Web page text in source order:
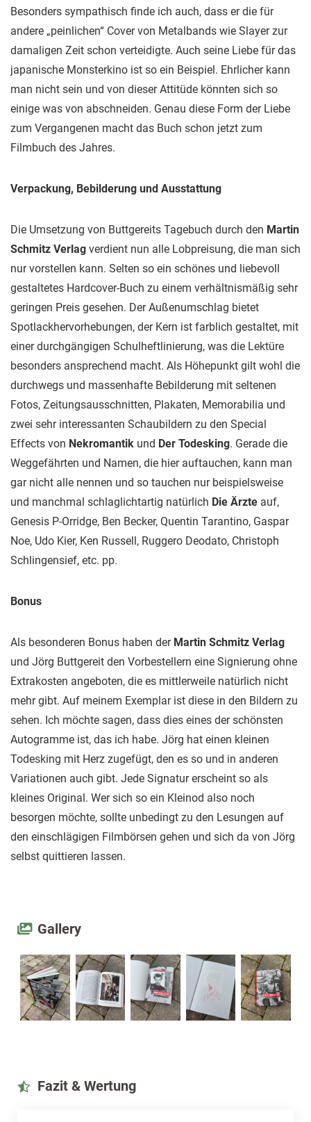
Besonders sympathisch finde ich auch, dass er die für
andere „peinlichen“ Cover von Metalbands wie Slayer zur
damaligen Zeit schon verteidigte. Auch seine Liebe für das
japanische Monsterkino ist so ein Beispiel. Ehrlicher kann
man nicht sein und von dieser Attitüde könnten sich so
einige was von abschneiden. Genau diese Form der Liebe
zum Vergangenen macht das Buch schon jetzt zum
Filmbuch des Jahres.
Verpackung, Bebilderung und Ausstattung
Die Umsetzung von Buttgereits Tagebuch durch den Martin
Schmitz Verlag verdient nun alle Lobpreisung, die man sich
nur vorstellen kann. Selten so ein schönes und liebevoll
gestaltetes Hardcover-Buch zu einem verhältnismäßig sehr
geringen Preis gesehen. Der Außenumschlag bietet
Spotlackhervorhebungen, der Kern ist farblich gestaltet, mit
einer durchgängigen Schulheftlinierung, was die Lektüre
besonders ansprechend macht. Als Höhepunkt gilt wohl die
durchwegs und massenhafte Bebilderung mit seltenen
Fotos, Zeitungsausschnitten, Plakaten, Memorabilia und
zwei sehr interessanten Schaubildern zu den Special
Effects von Nekromantik und Der Todesking. Gerade die
Weggefährten und Namen, die hier auftauchen, kann man
gar nicht alle nennen und so tauchen nur beispielsweise
und manchmal schlaglichtartig natürlich Die Ärzte auf,
Genesis P-Orridge, Ben Becker, Quentin Tarantino, Gaspar
Noe, Udo Kier, Ken Russell, Ruggero Deodato, Christoph
Schlingensief, etc. pp.
Bonus
Als besonderen Bonus haben der Martin Schmitz Verlag
und Jörg Buttgereit den Vorbestellern eine Signierung ohne
Extrakosten angeboten, die es mittlerweile natürlich nicht
mehr gibt. Auf meinem Exemplar ist diese in den Bildern zu
sehen. Ich möchte sagen, dass dies eines der schönsten
Autogramme ist, das ich habe. Jörg hat einen kleinen
Todesking mit Herz zugefügt, den es so und in anderen
Variationen auch gibt. Jede Signatur erscheint so als
kleines Original. Wer sich so ein Kleinod also noch
besorgen möchte, sollte unbedingt zu den Lesungen auf
den einschlägigen Filmbörsen gehen und sich da von Jörg
selbst quittieren lassen.
Gallery
Fazit & Wertung